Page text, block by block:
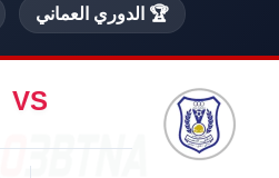
🏆 الدوري العماني
VS